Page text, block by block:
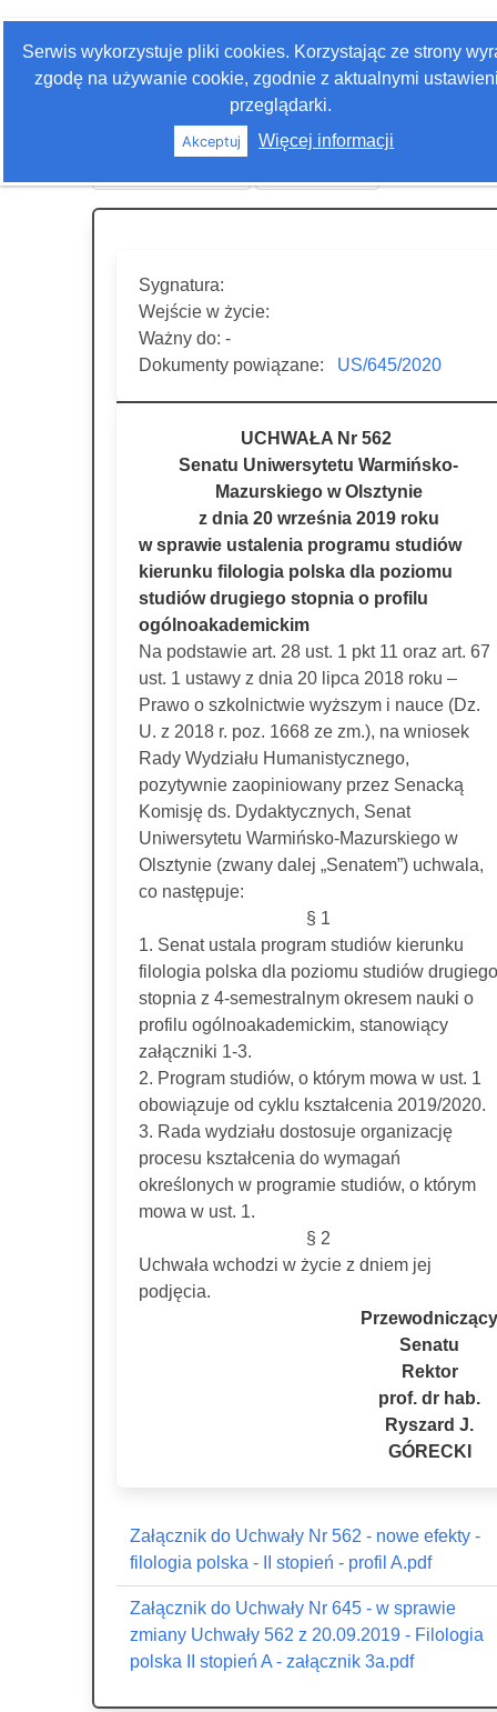
Serwis wykorzystuje pliki cookies. Korzystając ze strony
zgodę na używanie cookie, zgodnie z aktualnymi
przeglądarki.
Akceptuj Więcej informacji
Szukaj
Sygnatura:
Wejście w życie:
Ważny do: -
Dokumenty powiązane:
US/645/2020
UCHWAŁA Nr 562
Senatu Uniwersytetu Warmińsko-
Mazurskiego w Olsztynie
z dnia 20 września 2019 roku
w sprawie ustalenia programu studiów
kierunku filologia polska dla poziomu
studiów drugiego stopnia o profilu
ogólnoakademickim
Na podstawie art. 28 ust. 1 pkt 11 oraz art. 67
ust. 1 ustawy z dnia 20 lipca 2018 roku –
Prawo o szkolnictwie wyższym i nauce (Dz.
U. z 2018 r. poz. 1668 ze zm.), na wniosek
Rady Wydziału Humanistycznego,
pozytywnie zaopiniowany przez Senacką
Komisję ds. Dydaktycznych, Senat
Uniwersytetu Warmińsko-Mazurskiego w
Olsztynie (zwany dalej „Senatem”) uchwala,
co następuje:
§ 1
1. Senat ustala program studiów kierunku
filologia polska dla poziomu studiów drugiego
stopnia z 4-semestralnym okresem nauki o
profilu ogólnoakademickim, stanowiący
załączniki 1-3.
2. Program studiów, o którym mowa w ust. 1
obowiązuje od cyklu kształcenia 2019/2020.
3. Rada wydziału dostosuje organizację
procesu kształcenia do wymagań
określonych w programie studiów, o którym
mowa w ust. 1.
§ 2
Uchwała wchodzi w życie z dniem jej
podjęcia.
Przewodniczący
Senatu
Rektor
prof. dr hab.
Ryszard J.
GÓRECKI
Załącznik do Uchwały Nr 562 - nowe efekty -
filologia polska - II stopień - profil A.pdf
Załącznik do Uchwały Nr 645 - w sprawie
zmiany Uchwały 562 z 20.09.2019 - Filologia
polska II stopień A - załącznik 3a.pdf